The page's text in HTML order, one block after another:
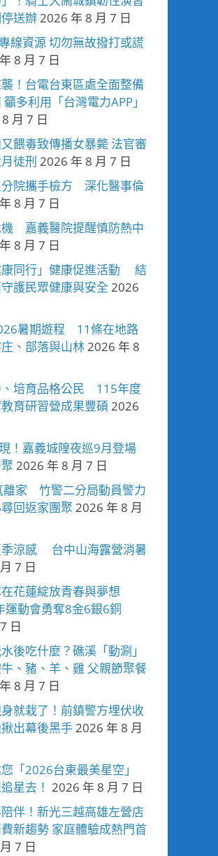
送辦2026 年 8 月 7 日
線資源 切勿無故撥打或謊
8 月 7 日
！台電台東區處全面整備
多利用「台灣電力APP」
月 7 日
餵毒致傳播女暴斃 法官審
徒刑 2026 年 8 月 7 日
分院攜手檢方 深化醫事倫
8 月 7 日
機 嘉義醫院提醒慎防熱中
8 月 7 日
康同行」健康促進活動 結
護民眾健康與安全 2026
暑期遊程 11條在地路
、部落與山林2026 年 8
、培育品格公民 115年度
育研習營成果豐碩 2026
！嘉義城隍夜巡9月登場
2026 年 8 月 7 日
離家 竹警二分局動員警力
回返家團聚 2026 年 8 月
季涼感 台中山海露營消暑
7 日
花蓮綻放青春與夢想
運動會勇奪8金6銀6銅
日
後吃什麼？礁溪「動涮」
、豬、羊、雞 父親節聚餐
8 月 7 日
就栽了！前鎮警方埋伏收
出幕後黑手2026 年 8 月
「2026台東最美星空」
星去！ 2026 年 8 月 7 日
伴！新光三越高雄左營店
新趨勢 家庭體驗成熱門首
7 日